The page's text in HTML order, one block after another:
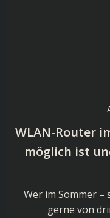
WLAN-Router
möglich ist
Wer im Sommer –
gerne von